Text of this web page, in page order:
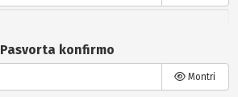
Pasvorta konfirmo
Montri